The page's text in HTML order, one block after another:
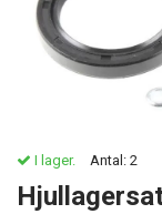
I lager. Antal: 2